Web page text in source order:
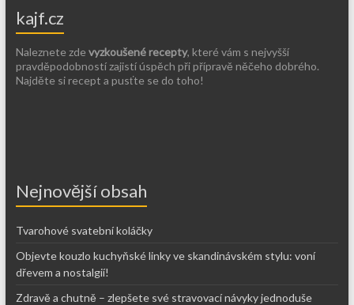
kajf.cz
Naleznete zde vyzkoušené recepty, které vám s nejvyšší
pravděpodobností zajistí úspěch při přípravě něčeho dobrého.
Najděte si recept a pusťte se do toho!
Nejnovější obsah
Tvarohové svatební koláčky
Objevte kouzlo kuchyňské linky ve skandinávském stylu: voní
dřevem a nostalgií!
Zdravě a chutně – zlepšete své stravovací návyky jednoduše